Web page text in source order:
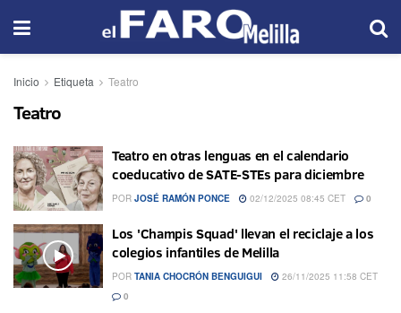
Inicio Etiqueta Teatro
Teatro
Teatro en otras lenguas en el calendario
coeducativo de SATE-STEs para diciembre
POR JOSÉ RAMÓN PONCE 02/12/2025 08:45 CET 0
Los 'Champis Squad' llevan el reciclaje a los
colegios infantiles de Melilla
POR TANIA CHOCRÓN BENGUIGUI
26/11/2025 11:58 CET
0